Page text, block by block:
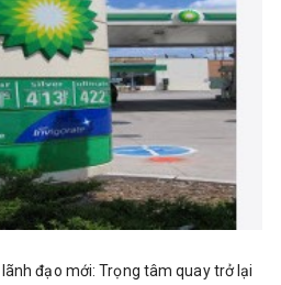
đạo mới: Trọng tâm quay trở lại